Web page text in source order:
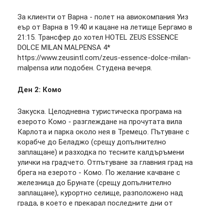
За клиенти от Варна - полет на авиокомпания Уиз
еър от Варна в 19:40 и кацане на летище Бергамо в
21:15. Трансфер до хотел HOTEL ZEUS ESSENCE
DOLCE MILAN MALPENSA 4*
https://www.zeusintl.com/zeus-essence-dolce-milan-
malpensa или подобен. Студена вечеря.
Ден 2: Комо
Закуска. Целодневна туристическа програма на
езерото Комо - разглеждане на прочутата вила
Карлота и парка около нея в Тремецо. Пътуване с
корабче до Беладжо (срещу допълнително
заплащане) и разходка по тесните калдъръмени
улички на градчето. Отпътуване за главния град на
брега на езерото - Комо. По желание качване с
железница до Брунате (срещу допълнително
заплащане), курортно селище, разположено над
града, в което е прекарал последните дни от